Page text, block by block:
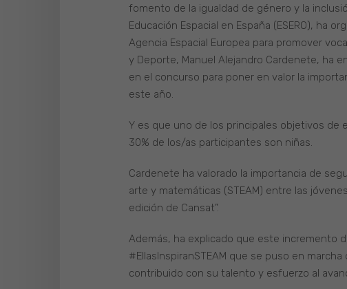
fomento de la igualdad de género y la
Educación Espacial en España (ESERO), ha
Agencia Espacial Europea para promover
y Deporte, Manuel Alejandro Cardenete, ha
en el concurso para poner en valor la
este año.
Y es que uno de los principales objetivos de
30% de los/as participantes son niñas.
Cardenete ha valorado la importancia de
arte y matemáticas (STEAM) entre las
edición de Cansat”.
Además, ha explicado que este incremento
#EllasInspiranSTEAM que se puso en
contribuido con su talento y esfuerzo al